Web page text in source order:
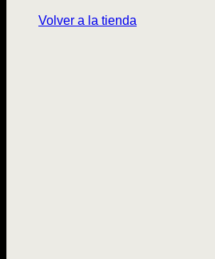
Volver a la tienda